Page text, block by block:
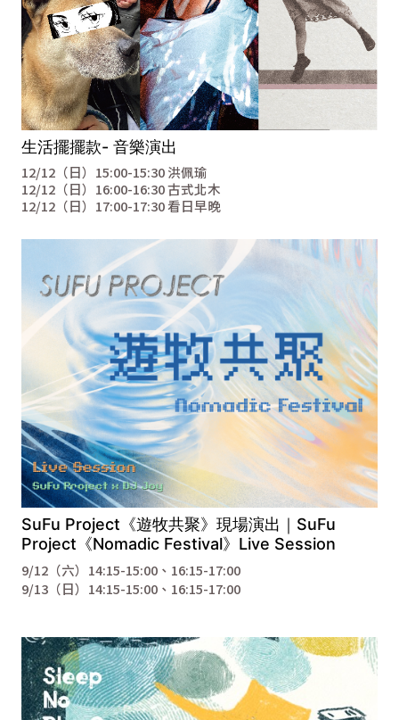
生活擺擺款- 音樂演出
12/12（日）15:00-15:30 洪佩瑜
12/12（日）16:00-16:30 古式北木
12/12（日）17:00-17:30 看日早晚
SuFu Project《遊牧共聚》現場演出｜SuFu
Project《Nomadic Festival》Live Session
9/12（六）14:15-15:00、16:15-17:00
9/13（日）14:15-15:00、16:15-17:00